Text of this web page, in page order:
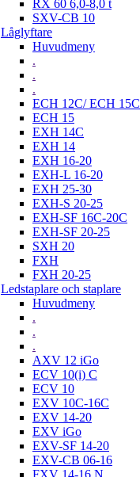
RX 60 6,0-8,0 t
SXV-CB 10
Låglyftare
Huvudmeny
.
.
.
ECH 12C/ ECH 15C
ECH 15
EXH 14C
EXH 14
EXH 16-20
EXH-L 16-20
EXH 25-30
EXH-S 20-25
EXH-SF 16C-20C
EXH-SF 20-25
SXH 20
FXH
FXH 20-25
Ledstaplare och staplare
Huvudmeny
.
.
.
AXV 12 iGo
ECV 10(i) C
ECV 10
EXV 10C-16C
EXV 14-20
EXV iGo
EXV-SF 14-20
EXV-CB 06-16
FXV 14-16 N